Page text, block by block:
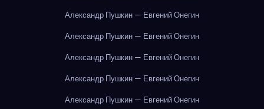
Александр Пушкин — Евгений Онегин
Александр Пушкин — Евгений Онегин
Александр Пушкин — Евгений Онегин
Александр Пушкин — Евгений Онегин
Александр Пушкин — Евгений Онегин